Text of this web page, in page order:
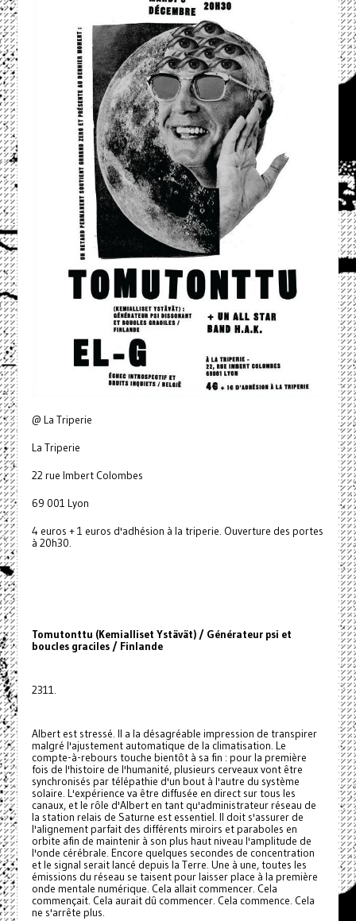
@ La Triperie
La Triperie
22 rue Imbert Colombes
69 001 Lyon
4 euros + 1 euros d'adhésion à la triperie. Ouverture des portes
à 20h30.
Tomutonttu (Kemialliset Ystävät) / Générateur psi et
boucles graciles / Finlande
2311.
Albert est stressé. Il a la désagréable impression de transpirer
malgré l'ajustement automatique de la climatisation. Le
compte-à-rebours touche bientôt à sa fin : pour la première
fois de l'histoire de l'humanité, plusieurs cerveaux vont être
synchronisés par télépathie d'un bout à l'autre du système
solaire. L'expérience va être diffusée en direct sur tous les
canaux, et le rôle d'Albert en tant qu'administrateur réseau de
la station relais de Saturne est essentiel. Il doit s'assurer de
l'alignement parfait des différents miroirs et paraboles en
orbite afin de maintenir à son plus haut niveau l'amplitude de
l'onde cérébrale. Encore quelques secondes de concentration
et le signal serait lancé depuis la Terre. Une à une, toutes les
émissions du réseau se taisent pour laisser place à la première
onde mentale numérique. Cela allait commencer. Cela
commençait. Cela aurait dû commencer. Cela commence. Cela
ne s'arrête plus.